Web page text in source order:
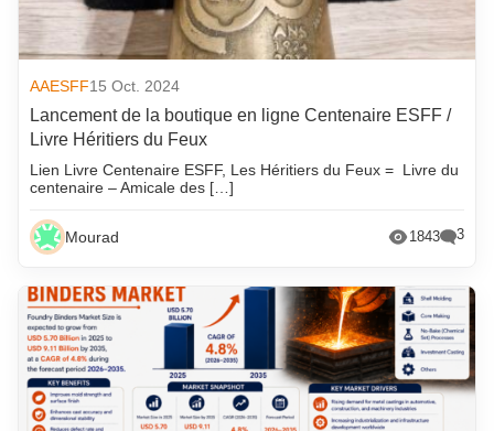
AAESFF15 Oct. 2024
Lancement de la boutique en ligne Centenaire ESFF /
Livre Héritiers du Feux
Lien Livre Centenaire ESFF, Les Héritiers du Feux = Livre du
centenaire – Amicale des […]
Mourad 1843 3